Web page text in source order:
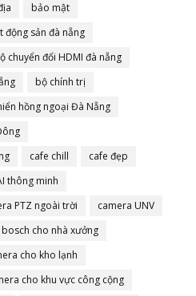
bảo mật
động sản đà nẵng
chuyển đổi HDMI đà nẵng
bộ chính trị
hồng ngoại Đà Nẵng
cafe chill
cafe đẹp
thông minh
PTZ ngoài trời
camera UNV
cho nhà xưởng
cho kho lạnh
cho khu vực công cộng